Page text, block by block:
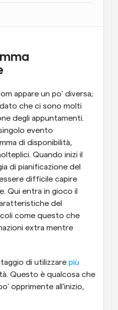
con chiamate
dall'IA
e i promemoria
ultime notizie e aggiornamenti
minuti
con più persone
succede qualcosa
appare un po' diversa;
che ci sono molti
degli appuntamenti.
evento
di disponibilità,
Quando inizi il
di pianificazione del
difficile capire
Qui entra in gioco il
del
come questo che
extra mentre
di utilizzare più
Questo è qualcosa che
opprimente all'inizio,